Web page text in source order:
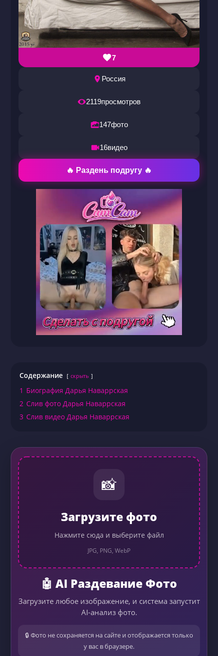
7
Россия
2119просмотров
147фото
16видео
🔥 Раздень подругу 🔥
Содержание скрыть
1 Биография Дарья Наваррская
2 Слив фото Дарья Наваррская
3 Слив видео Дарья Наваррская
📸
Загрузите фото
Нажмите сюда и выберите файл
JPG, PNG, WebP
🤖 AI Раздевание Фото
Загрузите любое изображение, и система запустит
AI-анализ фото.
🔒 Фото не сохраняется на сайте и отображается только
у вас в браузере.